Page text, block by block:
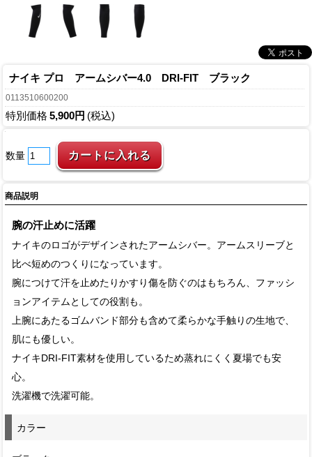
ナイキ プロ アームシバー4.0 DRI-FIT ブラック
0113510600200
特別価格 5,900円 (税込)
数量
商品説明
腕の汗止めに活躍
ナイキのロゴがデザインされたアームシバー。アームスリーブと
比べ短めのつくりになっています。
腕につけて汗を止めたりかすり傷を防ぐのはもちろん、ファッシ
ョンアイテムとしての役割も。
上腕にあたるゴムバンド部分も含めて柔らかな手触りの生地で、
肌にも優しい。
ナイキDRI-FIT素材を使用しているため蒸れにくく夏場でも安
心。
洗濯機で洗濯可能。
カラー